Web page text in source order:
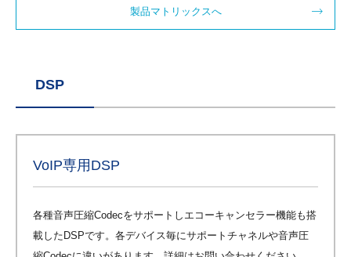
製品マトリックスへ
DSP
VoIP専用DSP
各種音声圧縮Codecをサポートしエコーキャンセラー機能も搭
載したDSPです。各デバイス毎にサポートチャネルや音声圧